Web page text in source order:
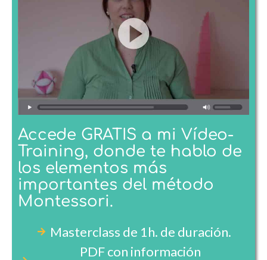
Accede GRATIS a mi Vídeo-
Training, donde te hablo de
los elementos más
importantes del método
Montessori.
Masterclass de 1h. de duración.
PDF con información